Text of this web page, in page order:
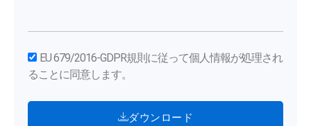
EU 679/2016-GDPR規則に従って個人情報が処理され
ることに同意します。
ダウンロード